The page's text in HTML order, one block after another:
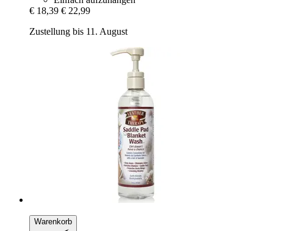
€ 18,39 € 22,99
Zustellung bis 11. August
Warenkorb